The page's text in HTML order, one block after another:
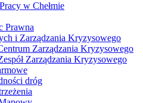
w Chełmie
Prawna
i Zarządzania Kryzysowego
Zarządzania Kryzysowego
Zarządzania Kryzysowego
dróg